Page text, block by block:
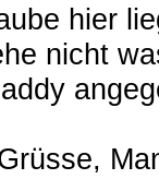
hier
nicht